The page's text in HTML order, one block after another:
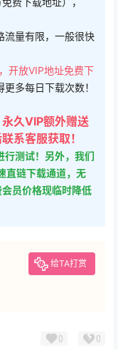
量有限，一般很快
开放VIP地址免费下
多每日下载次数！
久VIP额外赠送
系客服获取！
行测试！另外，我们
直链下载通道，无
员价格现临时降低
给TA打赏
0 0